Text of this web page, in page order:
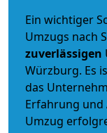
Ein wichtiger
Umzugs nach
zuverlässigen
Würzburg. Es
das
Erfahrung
Umzug